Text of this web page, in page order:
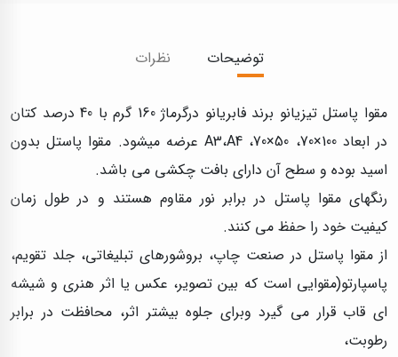
توضیحات نظرات
مقوا پاستل تیزیانو برند فابریانو درگرماژ 160 گرم با 40 درصد کتان
در ابعاد 100×70، 50×70، A3،A4 عرضه میشود. مقوا پاستل بدون
اسید بوده و سطح آن دارای بافت چکشی می باشد.
رنگهای مقوا پاستل در برابر نور مقاوم هستند و در طول زمان
کیفیت خود را حفظ می کنند.
از مقوا پاستل در صنعت چاپ، بروشورهای تبلیغاتی، جلد تقویم،
پاسپارتو(مقوایی است که بین تصویر، عکس یا اثر هنری و شیشه
ای قاب قرار می گیرد وبرای جلوه بیشتر اثر، محافظت در برابر
رطوبت،